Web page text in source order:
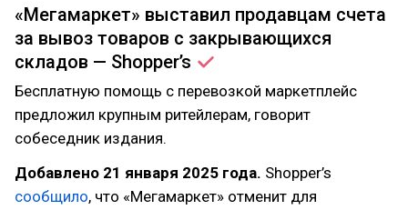
«Мегамаркет» выставил продавцам счета
за вывоз товаров с закрывающихся
складов — Shopper’s
Бесплатную помощь с перевозкой маркетплейс
предложил крупным ритейлерам, говорит
собеседник издания.
Добавлено 21 января 2025 года. Shopper’s
сообщило, что «Мегамаркет» отменит для